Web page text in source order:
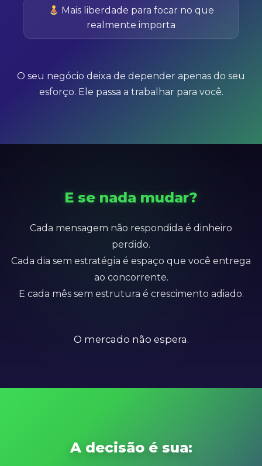
Mais liberdade para focar no que
realmente importa
O seu negócio deixa de depender apenas do seu
esforço. Ele passa a trabalhar para você.
E se nada mudar?
Cada mensagem não respondida é dinheiro
perdido.
Cada dia sem estratégia é espaço que você entrega
ao concorrente.
E cada mês sem estrutura é crescimento adiado.
O mercado não espera.
A decisão é sua: